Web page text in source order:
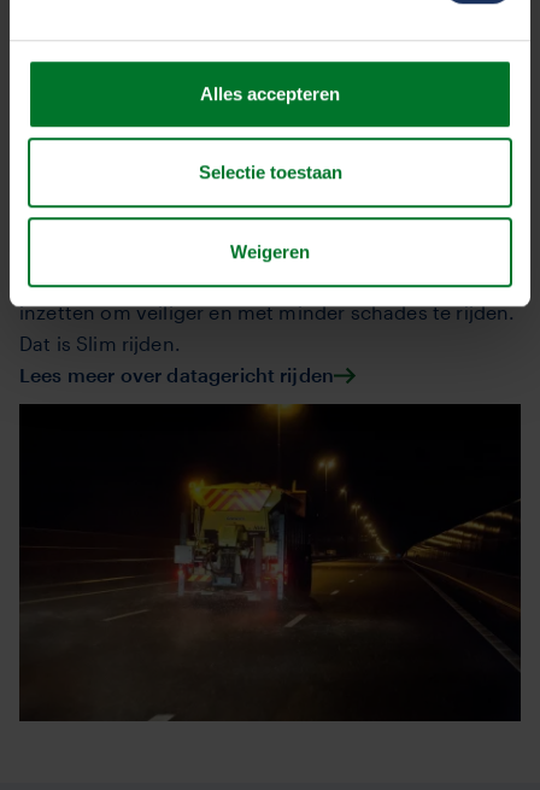
Alles accepteren
Selectie toestaan
Weigeren
gladheidbestrijding van Rijkswaterstaat naar een nóg
hoger niveau te tillen, waardoor de veiligheid en de
doorstroming gegarandeerd blijft.
Slim rijden
Data is niets. Totdat je er iets mee doet en weet wat
het je kan opleveren. De adviseurs van TVM vertellen
meer over de manier waarop je data slim kunt
inzetten om veiliger en met minder schades te rijden.
Dat is Slim rijden.
Lees meer over datagericht rijden